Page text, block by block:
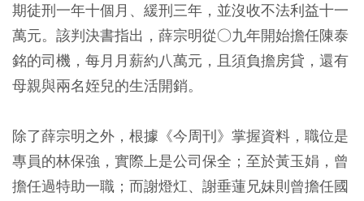
期徒刑一年十個月、緩刑三年，並沒收不法利益十一
萬元。該判決書指出，薛宗明從○九年開始擔任陳泰
銘的司機，每月月薪約八萬元，且須負擔房貸，還有
母親與兩名姪兒的生活開銷。
除了薛宗明之外，根據《今周刊》掌握資料，職位是
專員的林保強，實際上是公司保全；至於黃玉娟，曾
擔任過特助一職；而謝燈灴、謝垂蓮兄妹則曾擔任國